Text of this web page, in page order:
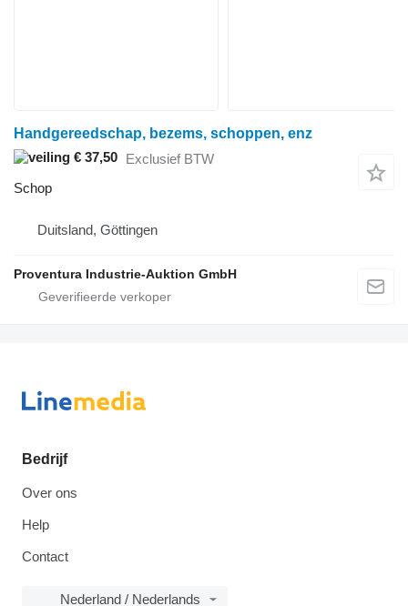
Handgereedschap, bezems, schoppen, enz
€ 37,50 Exclusief BTW
Schop
Duitsland, Göttingen
Proventura Industrie-Auktion GmbH
Bedrijf
Over ons
Help
Contact
Nederland / Nederlands